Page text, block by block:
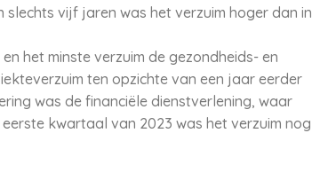
vijf jaren was het verzuim hoger dan in
het minste verzuim de gezondheids- en
ten opzichte van een jaar eerder
was de financiële dienstverlening, waar
kwartaal van 2023 was het verzuim nog